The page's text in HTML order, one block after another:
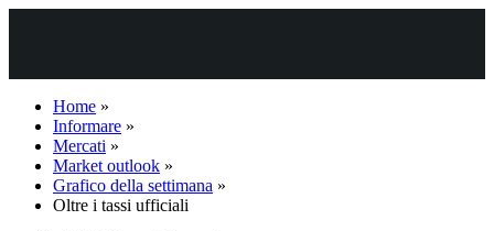
Home »
Informare »
Mercati »
Market outlook »
Grafico della settimana »
Oltre i tassi ufficiali